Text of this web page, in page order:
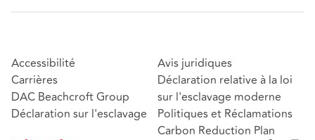
Accessibilité
Carrières
DAC Beachcroft Group
Déclaration sur l'esclavage
Avis juridiques
Déclaration relative à la loi
sur l'esclavage moderne
Politiques et Réclamations
Carbon Reduction Plan